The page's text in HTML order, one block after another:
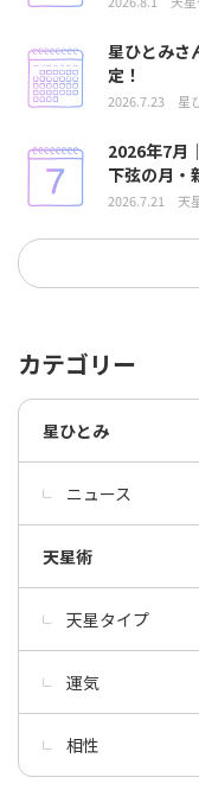
星ひとみさ
定！
2026.7.23 星
2026年7月
下弦の月・
2026.7.21 天
カテゴリー
星ひとみ
ニュース
天星術
天星タイプ
運気
相性